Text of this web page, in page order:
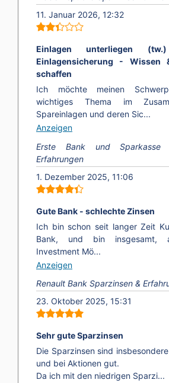
11. Januar 2026, 12:32
Einlagen unterliegen
Einlagensicherung - Wissen
schaffen
Ich möchte meinen
wichtiges Thema im
Spareinlagen und deren Sic...
Anzeigen
Erste Bank und Sparkasse
Erfahrungen
1. Dezember 2025, 11:06
Gute Bank - schlechte Zinsen
Ich bin schon seit langer Zeit
Bank, und bin insgesamt,
Investment Mö...
Anzeigen
Renault Bank Sparzinsen &
23. Oktober 2025, 15:31
Sehr gute Sparzinsen
Die Sparzinsen sind
und bei Aktionen gut.
Da ich mit den niedrigen Sparzi...